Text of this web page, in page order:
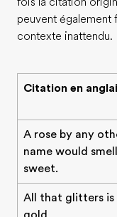
peuvent également
contexte inattendu.
Citation en
A rose by any
name would
sweet.
All that glitters is